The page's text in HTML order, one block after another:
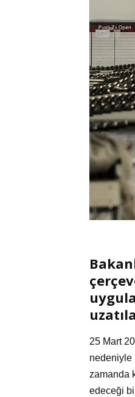
25 Mart
nedeniyle
zamanda
edeceği